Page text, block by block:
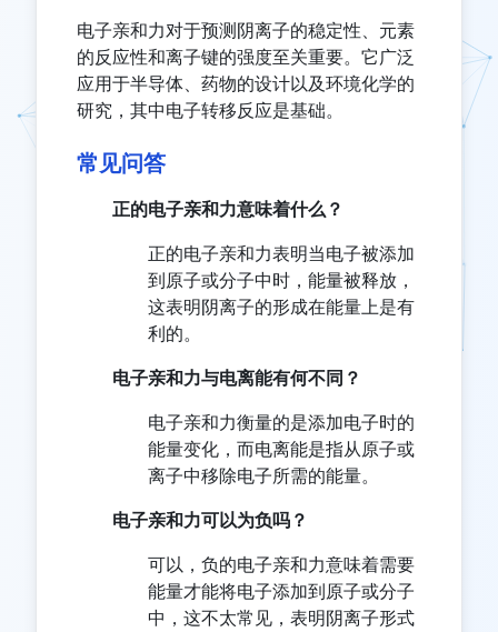
电子亲和力对于预测阴离子的稳定性、元素
的反应性和离子键的强度至关重要。它广泛
应用于半导体、药物的设计以及环境化学的
研究，其中电子转移反应是基础。
常见问答
正的电子亲和力意味着什么？
正的电子亲和力表明当电子被添加
到原子或分子中时，能量被释放，
这表明阴离子的形成在能量上是有
利的。
电子亲和力与电离能有何不同？
电子亲和力衡量的是添加电子时的
能量变化，而电离能是指从原子或
离子中移除电子所需的能量。
电子亲和力可以为负吗？
可以，负的电子亲和力意味着需要
能量才能将电子添加到原子或分子
中，这不太常见，表明阴离子形式